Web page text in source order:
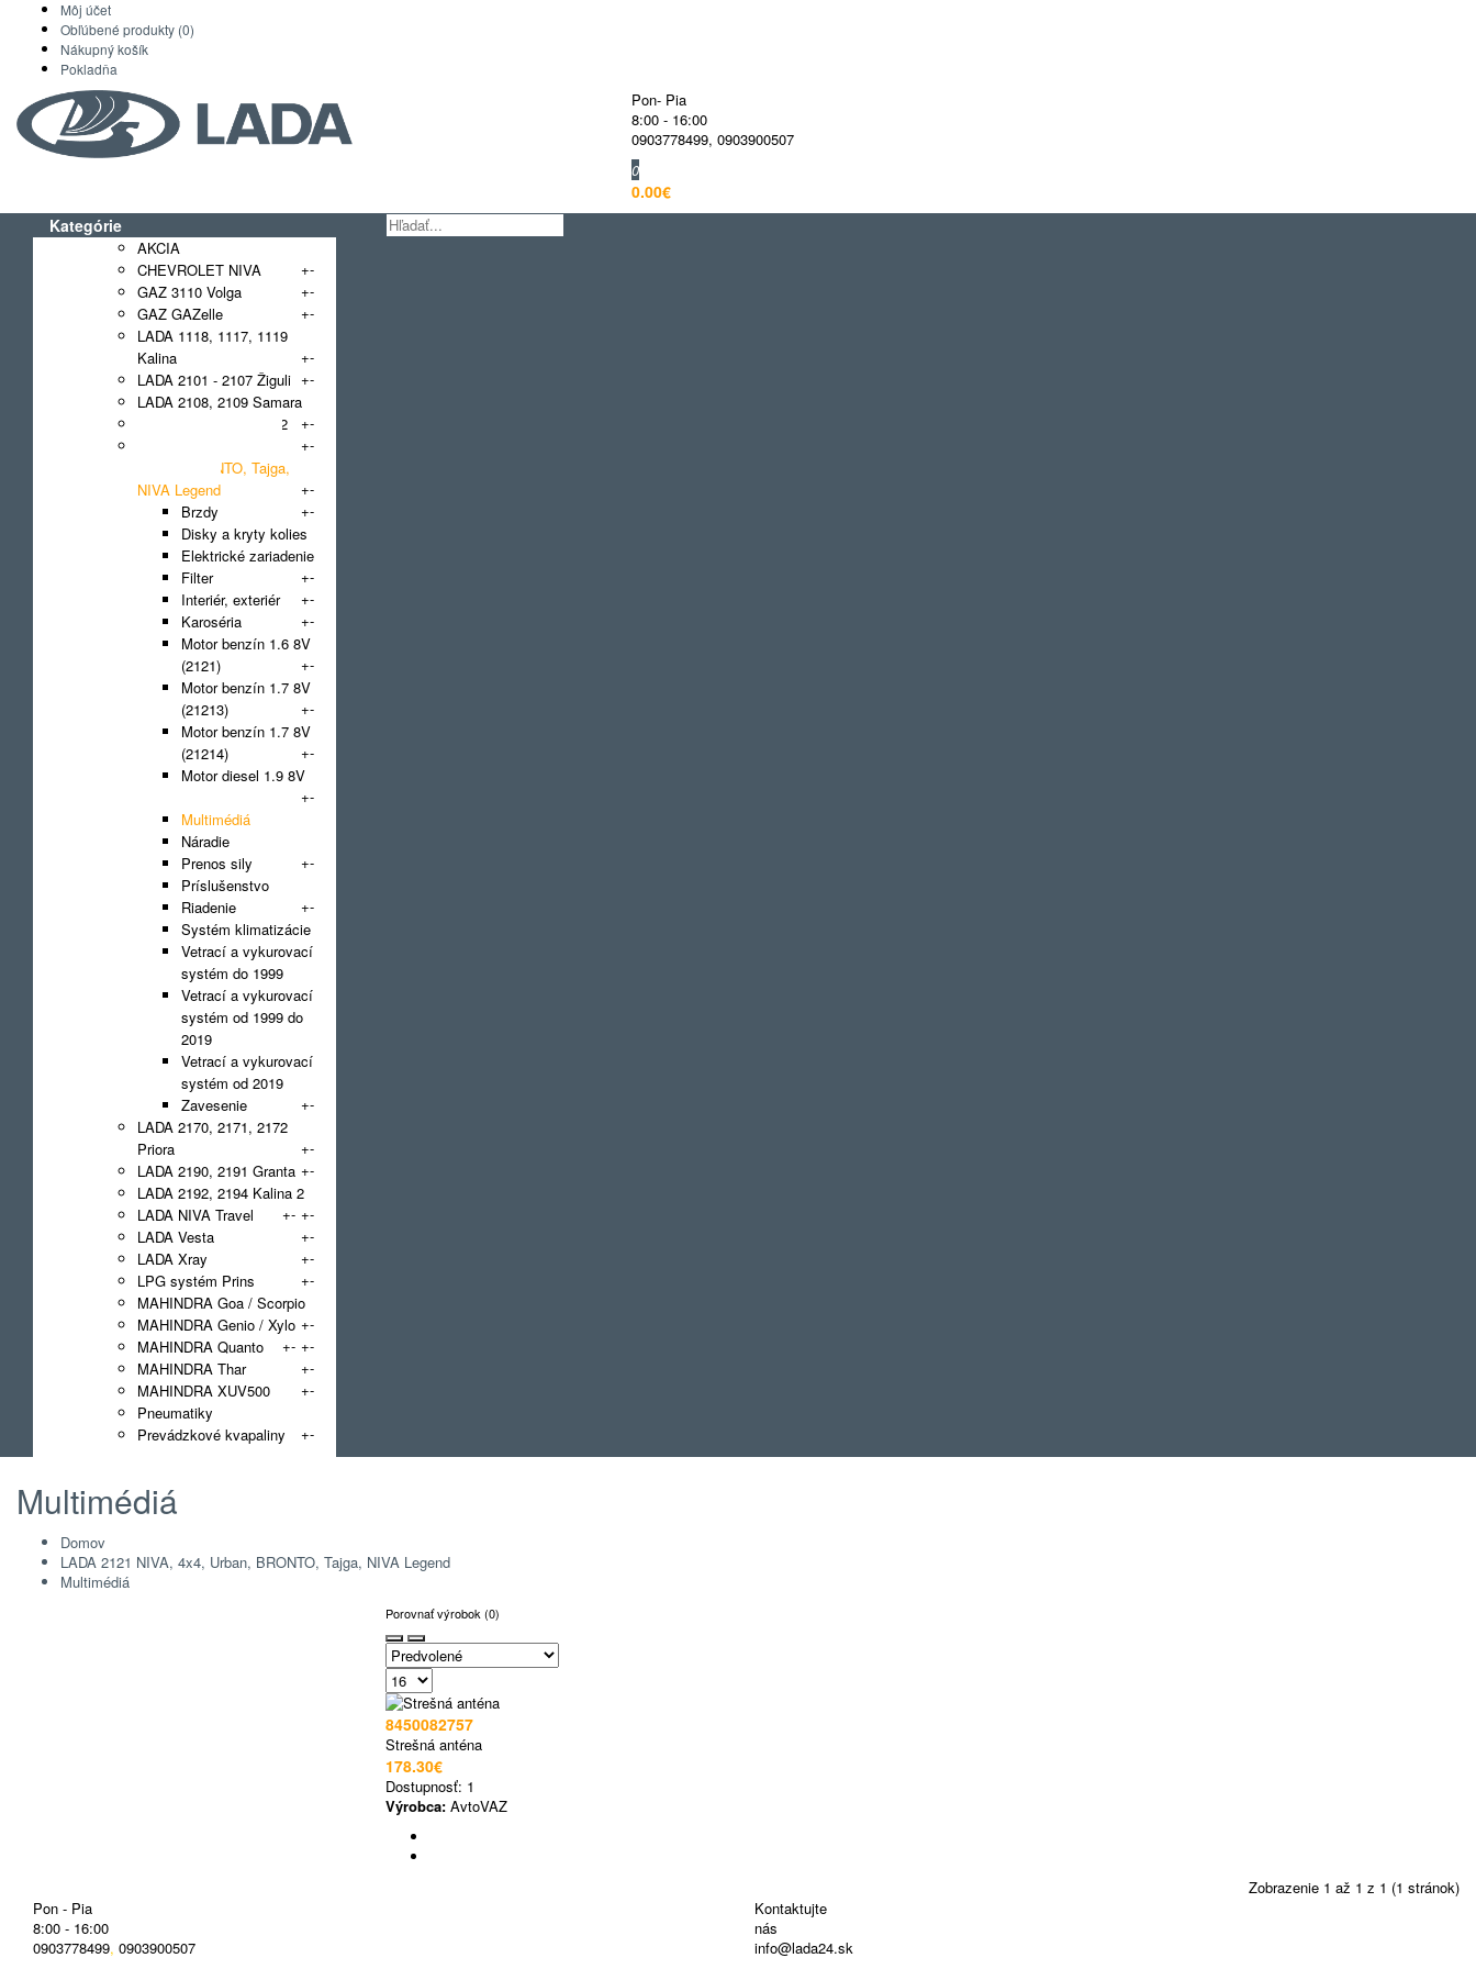
Môj účet
Obľúbené produkty (0)
Nákupný košík
Pokladňa
Pon- Pia
8:00 - 16:00
0903778499, 0903900507
0
0.00€
Kategórie
AKCIA
CHEVROLET NIVA
+-
GAZ 3110 Volga
+-
GAZ GAZelle
+-
LADA 1118, 1117, 1119
Kalina
+-
LADA 2101 - 2107 Žiguli +-
LADA 2108, 2109 Samara
+-
LADA 2110, 2111, 2112
+-
Urban, BRONTO, Tajga,
NIVA Legend
+-
Brzdy
+-
Disky a kryty kolies
Elektrické zariadenie
+-
Filter
Interiér, exteriér
+-
Karoséria
+-
Motor benzín 1.6 8V
(2121)
+-
Motor benzín 1.7 8V
(21213)
+-
Motor benzín 1.7 8V
(21214)
+-
Motor diesel 1.9 8V
+-
Multimédiá
Náradie
Prenos sily
+-
Príslušenstvo
Riadenie
+-
Systém klimatizácie
Vetrací a vykurovací
systém do 1999
Vetrací a vykurovací
systém od 1999 do
2019
Vetrací a vykurovací
systém od 2019
Zavesenie
+-
LADA 2170, 2171, 2172
Priora
+-
LADA 2190, 2191 Granta +-
LADA 2192, 2194 Kalina 2
+-
LADA NIVA Travel +-
LADA Vesta
+-
LADA Xray
+-
LPG systém Prins
+-
MAHINDRA Goa / Scorpio
+-
MAHINDRA Genio / Xylo
+-
MAHINDRA Quanto +-
MAHINDRA Thar
+-
MAHINDRA XUV500
+-
Pneumatiky
Prevádzkové kvapaliny
+-
Multimédiá
Domov
LADA 2121 NIVA, 4x4, Urban, BRONTO, Tajga, NIVA Legend
Multimédiá
Porovnať výrobok (0)
8450082757
Strešná anténa
178.30€
Dostupnosť: 1
Výrobca: AvtoVAZ
Zobrazenie 1 až 1 z 1 (1 stránok)
Pon - Pia
8:00 - 16:00
0903778499, 0903900507
Kontaktujte
nás
info@lada24.sk